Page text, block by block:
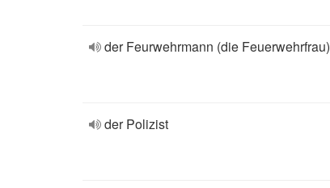
der Feurwehrmann (die Feuerwehrfrau)
der Polizist